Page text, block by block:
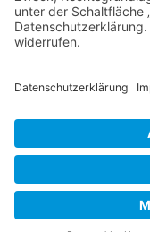
Über alle Konzerte und
Wenn Sie unseren
> Zum Anmeldeformular
Das Kulturzentrum.
Folge uns
Facebook
© 2016-2026